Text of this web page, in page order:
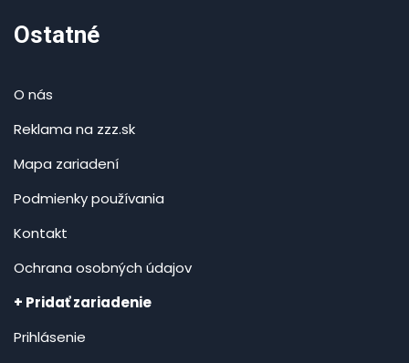
Ostatné
O nás
Reklama na zzz.sk
Mapa zariadení
Podmienky používania
Kontakt
Ochrana osobných údajov
+ Pridať zariadenie
Prihlásenie